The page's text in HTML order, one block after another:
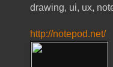
drawing, ui, ux,
http://notepod.net/